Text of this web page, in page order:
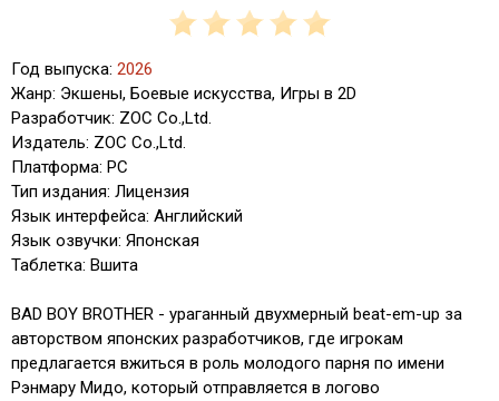
Год выпуска: 2026
Жанр: Экшены, Боевые искусства, Игры в 2D
Разработчик: ZOC Co.,Ltd.
Издатель: ZOC Co.,Ltd.
Платформа: PC
Тип издания: Лицензия
Язык интерфейса: Английский
Язык озвучки: Японская
Таблетка: Вшита
BAD BOY BROTHER - ураганный двухмерный beat-em-up за
авторством японских разработчиков, где игрокам
предлагается вжиться в роль молодого парня по имени
Рэнмару Мидо, который отправляется в логово